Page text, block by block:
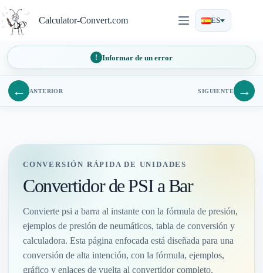
al
contenido
Calculator-Convert.com ES
Informar de un error
← ANTERIOR SIGUIENTE →
CONVERSIÓN RÁPIDA DE UNIDADES
Convertidor de PSI a Bar
Convierte psi a barra al instante con la fórmula de presión,
ejemplos de presión de neumáticos, tabla de conversión y
calculadora. Esta página enfocada está diseñada para una
conversión de alta intención, con la fórmula, ejemplos,
gráfico y enlaces de vuelta al convertidor completo.